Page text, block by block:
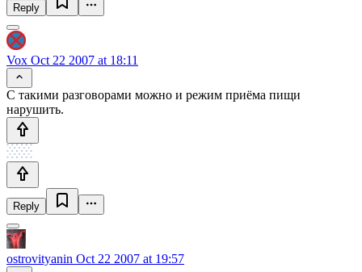
Reply
Vox Oct 22 2007 at 18:11
С такими разговорами можно и режим приёма пищи
нарушить.
Reply
ostrovityanin Oct 22 2007 at 19:57